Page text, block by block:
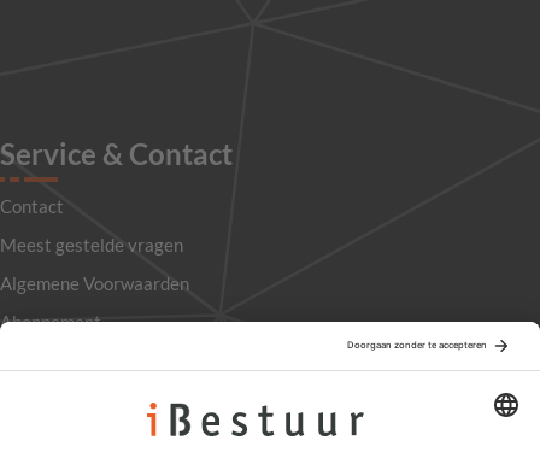
Service & Contact
Contact
Meest gestelde vragen
Algemene Voorwaarden
Abonnement